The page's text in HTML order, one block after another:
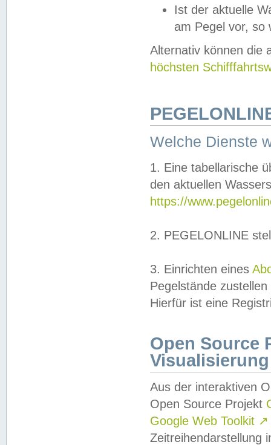
Ist der aktuelle
am Pegel vor,
Alternativ können die
höchsten
Welche Dienste
1. Eine tabellarische
den aktuellen
https://
2. PEGELONLINE
3. Einrichten eines
Pegelstände
Hierfür ist eine
Open Source
Visualisierung
Aus der interaktiven
Open Source Projekt
Google Web Toolkit ↗
Zeitreihendarstellung